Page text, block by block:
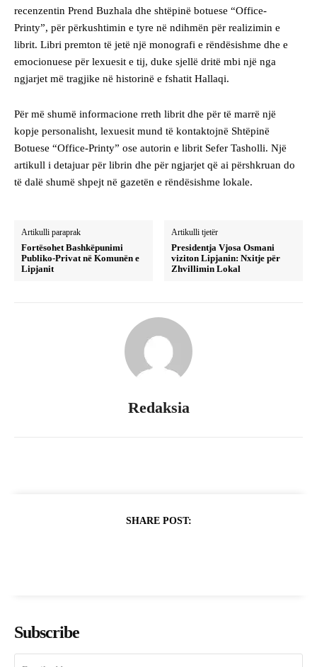
recenzentin Prend Buzhala dhe shtëpinë botuese “Office-
Printy”, për përkushtimin e tyre në ndihmën për realizimin e
librit. Libri premton të jetë një monografi e rëndësishme dhe e
emocionuese për lexuesit e tij, duke sjellë dritë mbi një nga
ngjarjet më tragjike në historinë e fshatit Hallaqi.
Për më shumë informacione rreth librit dhe për të marrë një
kopje personalisht, lexuesit mund të kontaktojnë Shtëpinë
Botuese “Office-Printy” ose autorin e librit Sefer Tasholli. Një
artikull i detajuar për librin dhe për ngjarjet që ai përshkruan do
të dalë shumë shpejt në gazetën e rëndësishme lokale.
Artikulli paraprak
Fortësohet Bashkëpunimi
Publiko-Privat në Komunën e
Lipjanit
Artikulli tjetër
Presidentja Vjosa Osmani
viziton Lipjanin: Nxitje për
Zhvillimin Lokal
Redaksia
SHARE POST:
Subscribe